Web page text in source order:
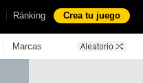
| Ránking Crea tu juego
| Marcas